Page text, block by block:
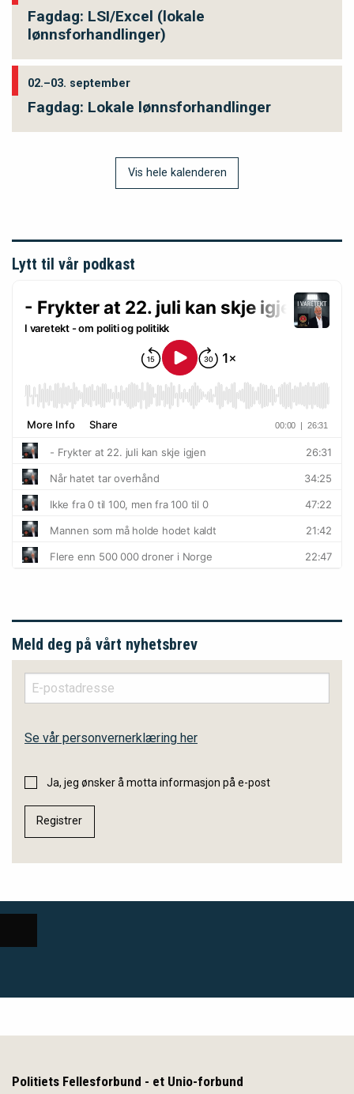
Fagdag: LSI/Excel (lokale
lønnsforhandlinger)
02.–03. september
Fagdag: Lokale lønnsforhandlinger
Vis hele kalenderen
Lytt til vår podkast
Meld deg på vårt nyhetsbrev
Se vår personvernerklæring her
Ja, jeg ønsker å motta informasjon på e-post
Politiets Fellesforbund - et Unio-forbund